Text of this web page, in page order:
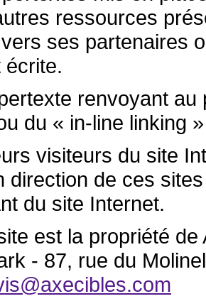
ressources
ses partenaires
écrite.
renvoyant
du « in-line linking
visiteurs du site
direction de ces
du site Internet.
est la propriété
- 87, rue du